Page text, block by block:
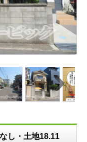
N
ext
し・土地18.11